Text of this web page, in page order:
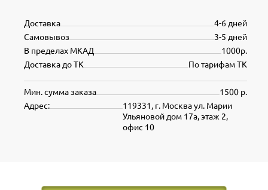
4-6 дней
Доставка
3-5 дней
Самовывоз
1000р.
В пределах МКАД
По тарифам ТК
Доставка до ТК
1500 р.
Мин. сумма заказа
119331, г. Москва ул. Марии
Ульяновой дом 17а, этаж 2,
офис 10
Адрес: